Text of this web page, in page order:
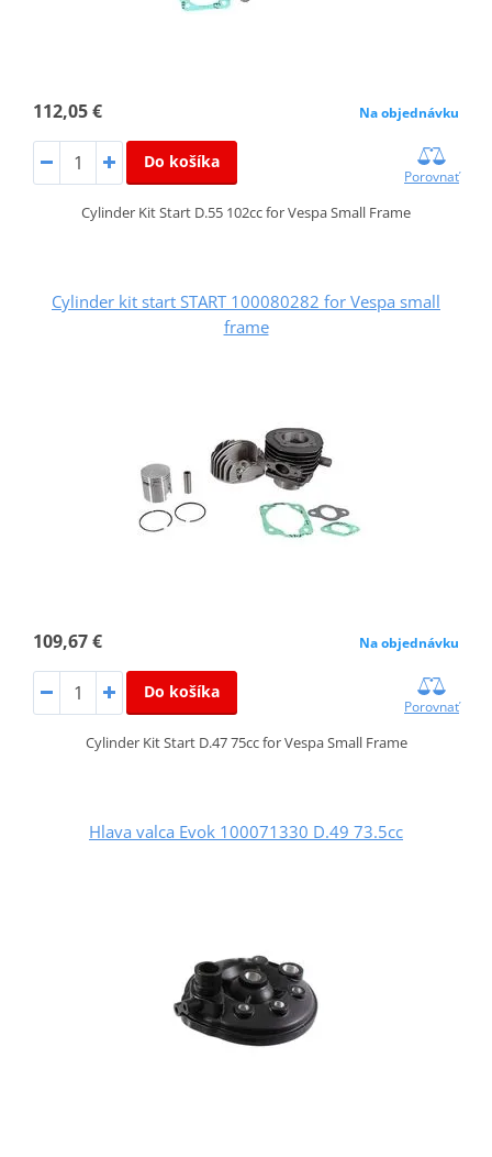
112,05 € Na objednávku
Do košíka
Porovnať
Cylinder Kit Start D.55 102cc for Vespa Small Frame
Cylinder kit start START 100080282 for Vespa small
frame
109,67 € Na objednávku
Do košíka
Porovnať
Cylinder Kit Start D.47 75cc for Vespa Small Frame
Hlava valca Evok 100071330 D.49 73.5cc